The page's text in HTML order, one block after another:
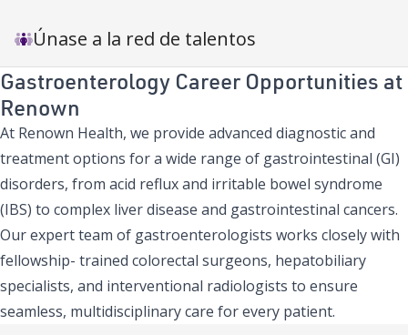
Únase a la red de talentos
Gastroenterology Career Opportunities at
Renown
At Renown Health, we provide advanced diagnostic and
treatment options for a wide range of gastrointestinal (GI)
disorders, from acid reflux and irritable bowel syndrome
(IBS) to complex liver disease and gastrointestinal cancers.
Our expert team of gastroenterologists works closely with
fellowship- trained colorectal surgeons, hepatobiliary
specialists, and interventional radiologists to ensure
seamless, multidisciplinary care for every patient.